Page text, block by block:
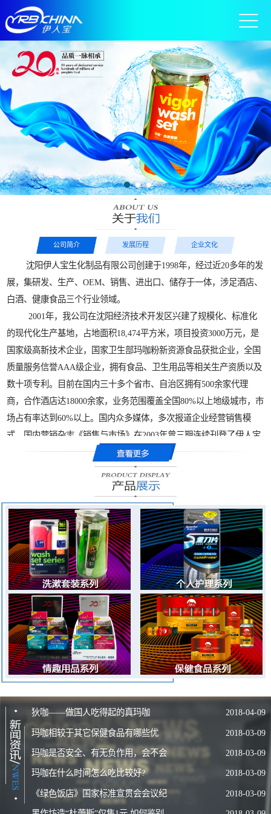
公司简介 发展历程 企业文化
沈阳伊人宝生化制品有限公司创建于1998年，经过近20多年的发
展，集研发、生产、OEM、销售、进出口、储存于一体，涉足酒店、
白酒、健康食品三个行业领域。
2001年，我公司在沈阳经济技术开发区兴建了规模化、标准化
的现代化生产基地，占地面积18,474平方米，项目投资3000万元，是
国家级高新技术企业，国家卫生部玛咖粉新资源食品获批企业，全国
质量服务信誉AAA级企业，拥有食品、卫生用品等相关生产资质以及
数十项专利。目前在国内三十多个省市、自治区拥有500余家代理
商，合作酒店达18000余家，业务范围覆盖全国80%以上地级城市，市
场占有率达到60%以上。国内众多媒体，多次报道企业经营销售模
式，国内营销杂志《销售与市场》在2003年曾三期连续刊登了伊人宝
营销创新案例。企业曾获得国内营销界相关部门颁发的“营销案例创
新金奖”，荣获国家发改委等十四部委联合认定的“中国酒店用品行业
影响力十大品牌”，企业法人狄学崑荣获中国力量“十大创新企业家”和
“爱国企业家”等称号。
伊人宝公司扩大产业布局，在云南海拔3000米以上的高原地区试
种世界久负盛名的高原植物“玛咖”，2007年成功培育出适合中国推广
种植的优良玛咖品种——狄咖玛咖。我们在云南和西藏拥有12000亩
玛咖种植基地，严格遵循玛咖种植七年休耕周期，育种、栽培、除
草、采收、加工全程人工种植、不施用任何化肥，规范化的有机作物
种植方式，每年产出优质的玛咖原料供应给国内外500家玛咖产品生
产商。2008年5月，沈阳伊人宝集团启动了玛咖粉国家新资源食品认
证的申报，历时三年，到2011年5月18日，国家卫生部正式批复由沈
阳伊人宝公司申报的玛咖粉为新资源食品，这标志着中国人有了自己
的玛咖！
化遗产、中华老字号等一系列殊荣的吉林大泉源酒业公司达成战略合
作伙伴关系，推出“大泉源”玛咖养生酒，并得到业界和广大消费者的
广泛认可。董事长狄学崑接受中央电视台CCTV-7采访，就玛咖产业
发展现状进行了分析与展望。
走健康产业道路，让中国人的玛咖，造福中国人的健康。我们与
社会共同创造财富、分享财富，支持当地经济发展，为社会培养人
才，并积极担负企业社会责任。伊人宝集团正在集结各种优势资源，
狄咖——做国人吃得起的真玛咖 2018-04-09
玛咖相较于其它保健食品有哪些优
势？
2018-03-09
玛咖是否安全、有无负作用，会不会
产生依赖？
2018-03-09
玛咖在什么时间怎么吃比较好? 2018-03-09
《绿色饭店》国家标准宣贯会会议纪 2018-03-09